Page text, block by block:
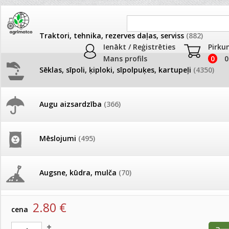
Ienākt / Reģistrēties
Mans profils
0
Traktori, tehnika, rezerves daļas, serviss (882)
Sēklas, sīpoli, ķiploki, sīpolpuķes, kartupeļi (4350)
Augu aizsardzība (366)
Mēslojumi (495)
Augsne, kūdra, mulča (70)
Podi un kasetes
JAUNUMI
Pašlasīšanas vietu katalogs
26.05. Vebinārs - Kā ierobežot
gliemežus piemājas dārzā un
Darba laiks Līgo svētkos
Ūdens piemērotības noteikšana
AKCIJAS
frēze + mulčieris +
AKCIJAS komplekts -
Samtenes
Produkti »Sēklas, sīpoli, ķiploki, sīpolpuķes, kartupeļi
Samtenes
Samtenes Disco Orange 250s
artikuls:
cena 2.80 €